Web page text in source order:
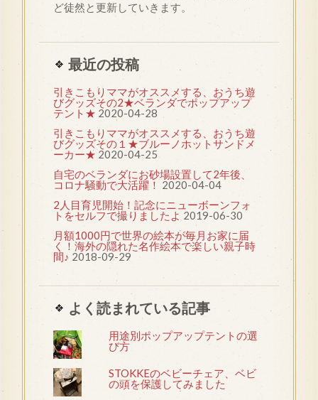
ど徒然と更新していきます。
最近の投稿
引きこもりママがオススメする、おうち遊
びグッズその2★ベランダでポップアップ
テント★ 2020-04-28
引きこもりママがオススメする、おうち遊
びグッズその１★ブルーノホットサンドメ
ーカー★ 2020-04-25
自宅のベランダにお砂場設置して2年後、
コロナ騒動で大活躍！ 2020-04-04
2人目育児開始！記念にニューボーンフォ
トをセルフで撮りましたよ 2019-06-30
月額1000円で世界の絵本が毎月お家に届
く！海外の隠れた名作絵本で楽しい親子時
間♪ 2018-09-29
よく読まれている記事
用途別ポップアップテントの選
び方
STOKKEのベビーチェア、ベビ
の頭を保護してみました